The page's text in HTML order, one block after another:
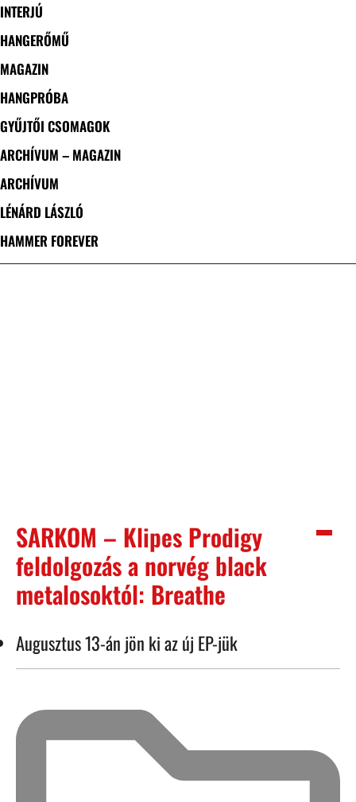
INTERJÚ
HANGERŐMŰ
MAGAZIN
HANGPRÓBA
GYŰJTŐI CSOMAGOK
ARCHÍVUM – MAGAZIN
ARCHÍVUM
LÉNÁRD LÁSZLÓ
HAMMER FOREVER
SARKOM – Klipes Prodigy
feldolgozás a norvég black
metalosoktól: Breathe
Augusztus 13-án jön ki az új EP-jük